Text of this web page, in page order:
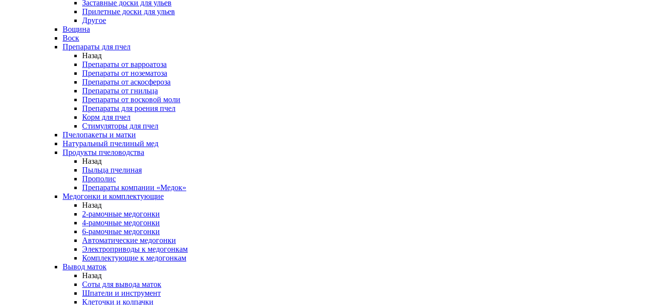
Заставные доски для ульев
Прилетные доски для ульев
Другое
Вощина
Воск
Препараты для пчел
Назад
Препараты от варроатоза
Препараты от нозематоза
Препараты от аскосфероза
Препараты от гнильца
Препараты от восковой моли
Препараты для роения пчел
Корм для пчел
Стимуляторы для пчел
Пчелопакеты и матки
Натуральный пчелиный мед
Продукты пчеловодства
Назад
Пыльца пчелиная
Прополис
Препараты компании «Медок»
Медогонки и комплектующие
Назад
2-рамочные медогонки
4-рамочные медогонки
6-рамочные медогонки
Автоматические медогонки
Электроприводы к медогонкам
Комплектующие к медогонкам
Вывод маток
Назад
Соты для вывода маток
Шпатели и инструмент
Клеточки и колпачки